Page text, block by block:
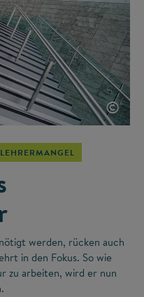
©
LEHRERMANGEL
werden, rücken auch
in den Fokus. So wie
zu arbeiten, wird er nun